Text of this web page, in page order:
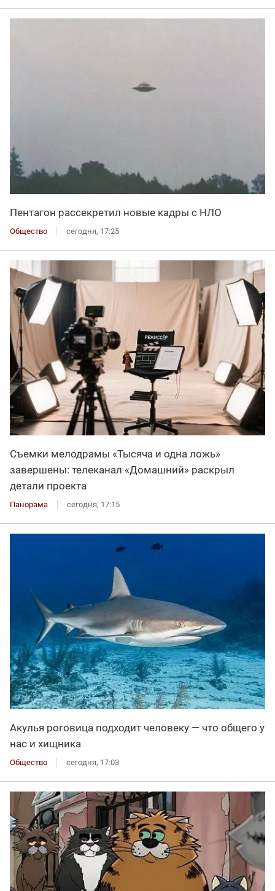
Пентагон рассекретил новые кадры с НЛО
Общество сегодня, 17:25
Съемки мелодрамы «Тысяча и одна ложь»
завершены: телеканал «Домашний» раскрыл
детали проекта
Панорама сегодня, 17:15
Акулья роговица подходит человеку — что общего у
нас и хищника
Общество сегодня, 17:03